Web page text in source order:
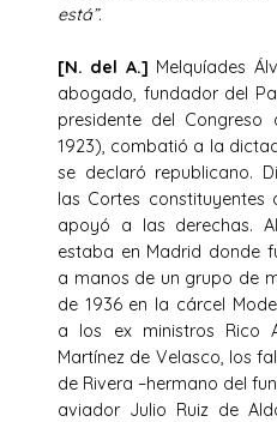
está”.
[N. del A.] Melquíades
abogado, fundador del
presidente del Congreso
1923), combatió a la
se declaró republicano.
las Cortes constituyentes
apoyó a las derechas.
estaba en Madrid donde
a manos de un grupo de
de 1936 en la cárcel
a los ex ministros Rico
Martínez de Velasco, los
de Rivera –hermano del
aviador Julio Ruiz de